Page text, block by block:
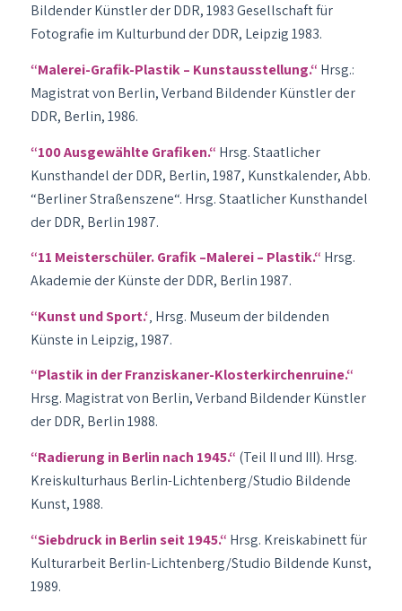
Bildender Künstler der DDR, 1983 Gesellschaft für
Fotografie im Kulturbund der DDR, Leipzig 1983.
“Malerei-Grafik-Plastik – Kunstausstellung.“ Hrsg.:
Magistrat von Berlin, Verband Bildender Künstler der
DDR, Berlin, 1986.
“100 Ausgewählte Grafiken.“ Hrsg. Staatlicher
Kunsthandel der DDR, Berlin, 1987, Kunstkalender, Abb.
“Berliner Straßenszene“. Hrsg. Staatlicher Kunsthandel
der DDR, Berlin 1987.
“11 Meisterschüler. Grafik –Malerei – Plastik.“ Hrsg.
Akademie der Künste der DDR, Berlin 1987.
“Kunst und Sport.‘‚ Hrsg. Museum der bildenden
Künste in Leipzig, 1987.
“Plastik in der Franziskaner-Klosterkirchenruine.“
Hrsg. Magistrat von Berlin, Verband Bildender Künstler
der DDR, Berlin 1988.
“Radierung in Berlin nach 1945.“ (Teil II und III). Hrsg.
Kreiskulturhaus Berlin-Lichtenberg/Studio Bildende
Kunst, 1988.
“Siebdruck in Berlin seit 1945.“ Hrsg. Kreiskabinett für
Kulturarbeit Berlin-Lichtenberg/Studio Bildende Kunst,
1989.